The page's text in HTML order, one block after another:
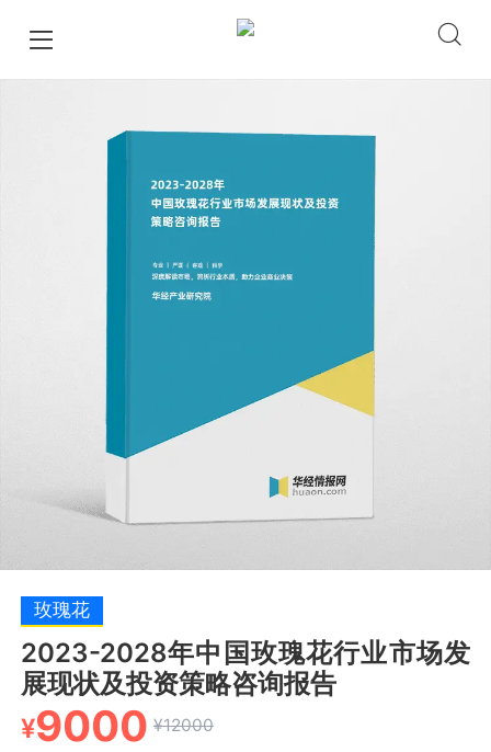
玫瑰花
2023-2028年中国玫瑰花行业市场发
展现状及投资策略咨询报告
¥9000 ¥12000